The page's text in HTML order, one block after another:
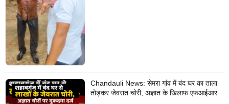
Chandauli News: सेमरा गांव में बंद घर का ताला
तोड़कर जेवरात चोरी, अज्ञात के खिलाफ एफआईआर